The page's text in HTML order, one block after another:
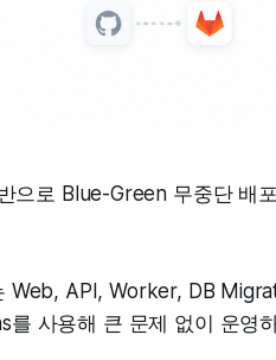
로 Blue-Green 무중단 배
Web, API, Worker, DB
사용해 큰 문제 없이 운영